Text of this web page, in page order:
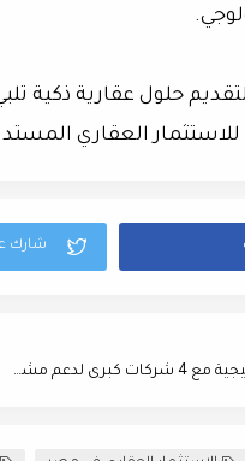
حلول عقارية ذكية
العقاري
سلام العقارية تعقد شراكات استراتيجية مع 4 شركات كبرى لدعم مشروعاتها المتكاملة